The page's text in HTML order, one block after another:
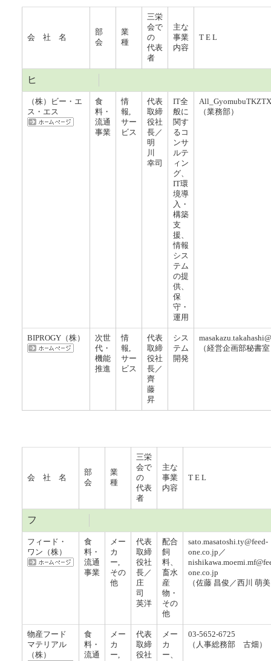
会 社 名
部
会
業
種
三栄
会で
の
代表
者
主な
事業
内容
T E L
ヒ
（株）ビー・エ
ス・エス
食
料・
流通
事業
情
報,
サー
ビス
代表
取締
役社
長／
明
川
幸司
IT全
般に
関す
るコ
ンサ
ルテ
ィン
グ、
IT環
境導
入・
構築
支
援、
情報
シス
テム
の提
供、
保
守・
運用
（業務部）
BIPROGY（株）
次世
代・
機能
推進
情
報,
サー
ビス
代表
取締
役社
長／
齊
藤
昇
シス
テム
開発
（経営企画部秘書
会 社 名
部
会
業
種
三栄
会で
の
代表
者
主な
事業
内容
T E L
フ
フィード・
ワン（株）
食
料・
流通
事業
メー
カ
ー,
その
他
代表
取締
役社
長／
庄
司
英洋
配合
飼
料、
畜水
産
物・
その
他
sato.masatoshi.ty@feed-
one.co.jp／
one.co.jp
（佐藤 昌俊／西川 萌
物産フード
マテリアル
（株）
食
料・
流通
メー
カ
ー,
代表
取締
役社
メー
カ
ー、
03-5652-6725
（人事総務部 古畑）